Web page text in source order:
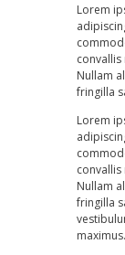
Lorem
convallis
Nullam
fringilla
Lorem
convallis
Nullam
fringilla
maximus.